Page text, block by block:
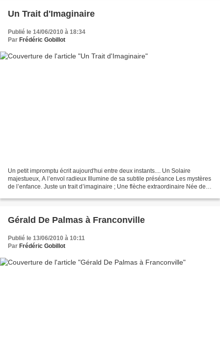
Un Trait d'Imaginaire
Publié le 14/06/2010 à 18:34
Par Frédéric Gobillot
Un petit impromptu écrit aujourd'hui entre deux instants.... Un Solaire
majestueux, A l’envol radieux Illumine de sa subtile préséance Les mystères
de l’enfance. Juste un trait d’imaginaire ; Une flèche extraordinaire Née de
Gérald De Palmas à Franconville
Publié le 13/06/2010 à 10:11
Par Frédéric Gobillot